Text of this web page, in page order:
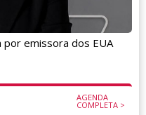
AGENDA
COMPLETA >
por emissora dos EUA